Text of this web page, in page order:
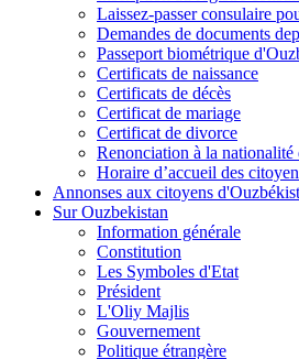
Laissez-passer consulaire
Demandes de documents
Passeport biométrique
Certificats de naissance
Certificats de décès
Certificat de mariage
Certificat de divorce
Renonciation à la
Horaire d’accueil des
Annonses aux citoyens
Sur Ouzbekistan
Information générale
Constitution
Les Symboles d'Etat
Président
L'Oliy Majlis
Gouvernement
Politique étrangère